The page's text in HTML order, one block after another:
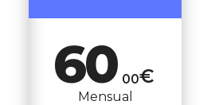
60 00€
Mensual